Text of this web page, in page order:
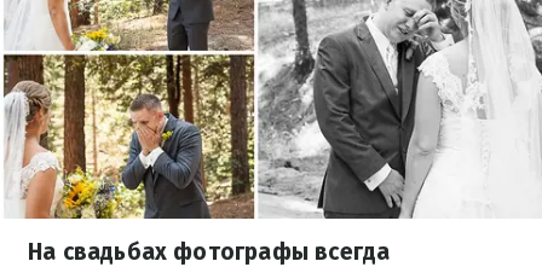
На свадьбах фотографы всегда